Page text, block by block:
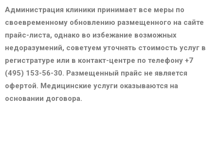
Администрация клиники принимает все меры по
своевременному обновлению размещенного на сайте
прайс-листа, однако во избежание возможных
недоразумений, советуем уточнять стоимость услуг в
регистратуре или в контакт-центре по телефону +7
(495) 153-56-30. Размещенный прайс не является
офертой. Медицинские услуги оказываются на
основании договора.